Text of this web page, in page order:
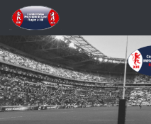
Skip to content